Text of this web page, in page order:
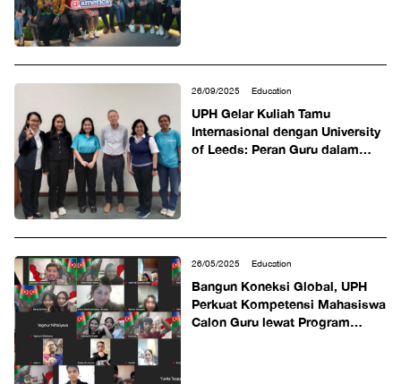
26/09/2025 Education
UPH Gelar Kuliah Tamu
Internasional dengan University
of Leeds: Peran Guru dalam
26/05/2025 Education
Bangun Koneksi Global, UPH
Perkuat Kompetensi Mahasiswa
Calon Guru lewat Program